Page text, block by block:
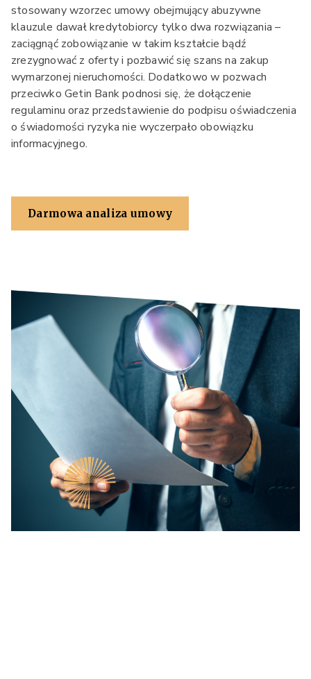
stosowany wzorzec umowy obejmujący abuzywne
klauzule dawał kredytobiorcy tylko dwa rozwiązania –
zaciągnąć zobowiązanie w takim kształcie bądź
zrezygnować z oferty i pozbawić się szans na zakup
wymarzonej nieruchomości. Dodatkowo w pozwach
przeciwko Getin Bank podnosi się, że dołączenie
regulaminu oraz przedstawienie do podpisu oświadczenia
o świadomości ryzyka nie wyczerpało obowiązku
informacyjnego.
Darmowa analiza umowy